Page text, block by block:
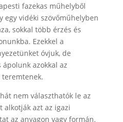
fazekas műhelyből
egy vidéki szövőműhelyben
sokkal több érzés és
Ezekkel a
óvjuk, de
azokkal az
nem választhatók le az
azt az igazi
az anyagon vagy formán.